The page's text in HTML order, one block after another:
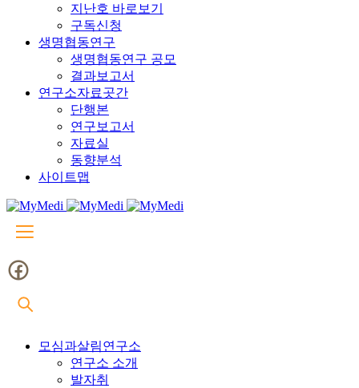
지난호 바로보기
구독신청
생명협동연구
생명협동연구 공모
결과보고서
연구소자료곳간
단행본
연구보고서
자료실
동향분석
사이트맵
모심과살림연구소
연구소 소개
발자취